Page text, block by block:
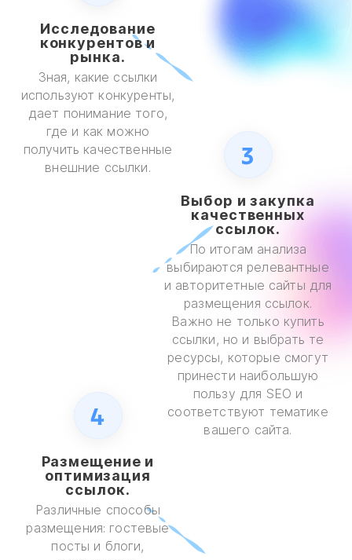
Исследование
конкурентов и
рынка.
Зная, какие ссылки
используют конкуренты,
дает понимание того,
где и как можно
получить качественные
внешние ссылки.
3
Выбор и закупка
качественных
ссылок.
По итогам анализа
выбираются релевантные
и авторитетные сайты для
размещения ссылок.
Важно не только купить
ссылки, но и выбрать те
ресурсы, которые смогут
принести наибольшую
пользу для SEO и
соответствуют тематике
вашего сайта.
4
Размещение и
оптимизация
ссылок.
Различные способы
размещения: гостевые
посты и блоги,